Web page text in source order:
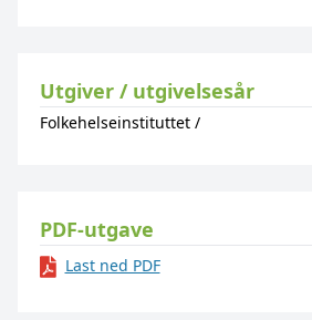
Utgiver / utgivelsesår
Folkehelseinstituttet /
PDF-utgave
Last ned PDF